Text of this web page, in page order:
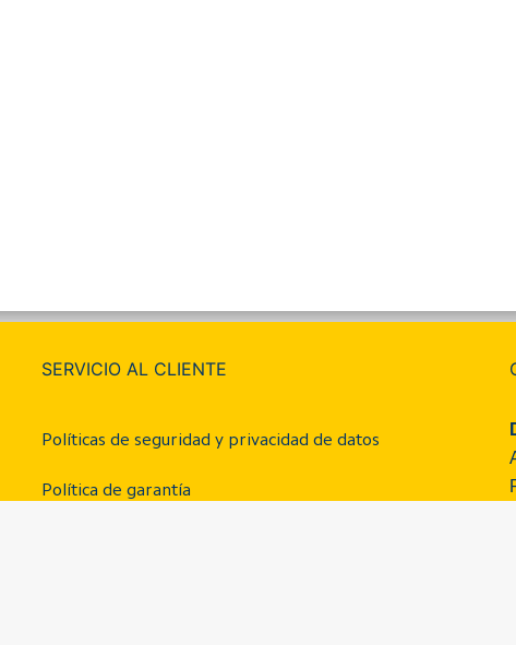
SERVICIO AL CLIENTE
Políticas de seguridad y privacidad de datos
Política de garantía